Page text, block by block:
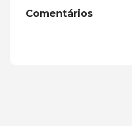
Comentários